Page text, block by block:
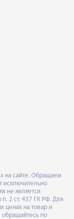
на сайте. Обращаем
исключительно
не является
2 ст. 437 ГК РФ. Для
ценах на товар и
обращайтесь по